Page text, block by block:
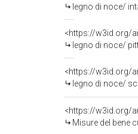
legno di noce/
<https://w3id.org/
legno di noce/
<https://w3id.org/
legno di noce/
<https://w3id.org/
Misure del bene